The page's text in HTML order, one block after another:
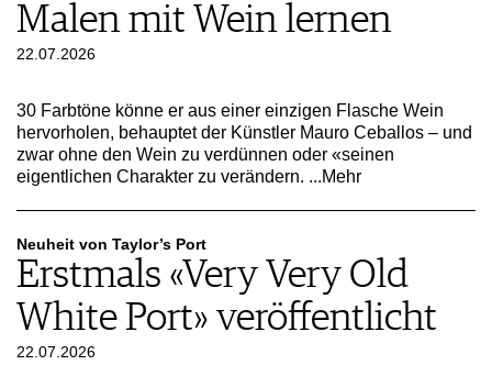
Malen mit Wein lernen
22.07.2026
30 Farbtöne könne er aus einer einzigen Flasche Wein
hervorholen, behauptet der Künstler Mauro Ceballos – und
zwar ohne den Wein zu verdünnen oder «seinen
eigentlichen Charakter zu verändern. ...Mehr
Neuheit von Taylor’s Port
Erstmals «Very Very Old
White Port» veröffentlicht
22.07.2026